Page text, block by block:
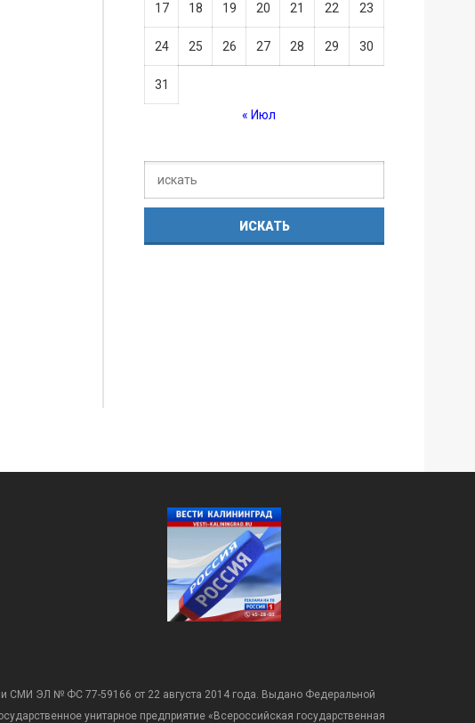
17 18 19 20 21 22 23
24 25 26 27 28 29 30
31
« Июл
СМИ ЭЛ № ФС 77-59166 от 22 августа 2014 года. Выдано Федеральной
унитарное предприятие «Всероссийская государственная